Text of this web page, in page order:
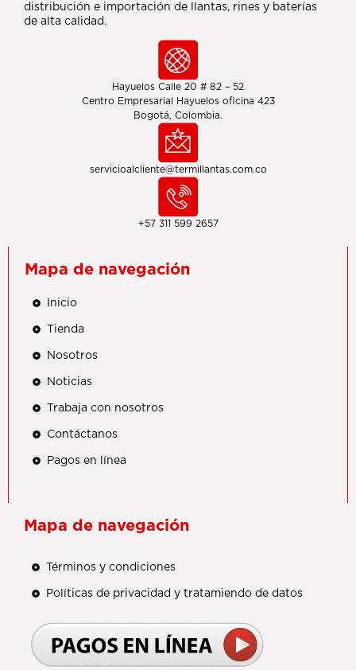
distribución e importación de llantas, rines y baterías
de alta calidad.
Hayuelos Calle 20 # 82 – 52
Centro Empresarial Hayuelos oficina 423
Bogotá, Colombia.
servicioalcliente@termillantas.com.co
+57 311 599 2657
Mapa de navegación
Inicio
Tienda
Nosotros
Noticias
Trabaja con nosotros
Contáctanos
Pagos en línea
Mapa de navegación
Términos y condiciones
Políticas de privacidad y tratamiendo de datos